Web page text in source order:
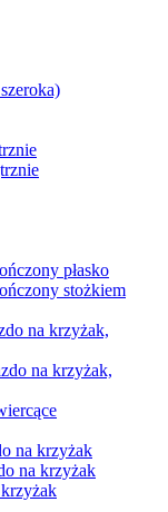
płasko
stożkiem
na krzyżak,
na krzyżak,
na krzyżak
na krzyżak